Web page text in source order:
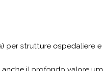
per strutture ospedaliere